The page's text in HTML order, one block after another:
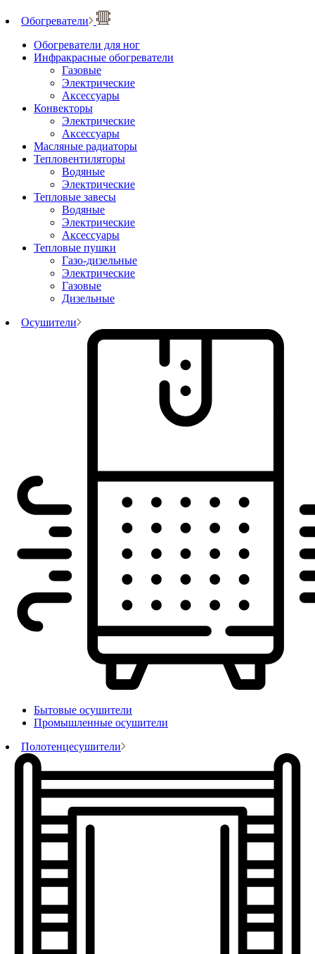
Обогреватели
Обогреватели для ног
Инфракрасные обогреватели
Газовые
Электрические
Аксессуары
Конвекторы
Электрические
Аксессуары
Масляные радиаторы
Тепловентиляторы
Водяные
Электрические
Тепловые завесы
Водяные
Электрические
Аксессуары
Тепловые пушки
Газо-дизельные
Электрические
Газовые
Дизельные
Осушители
Бытовые осушители
Промышленные осушители
Полотенцесушители